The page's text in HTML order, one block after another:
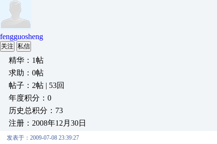
fengguosheng
关注 私信
精华：1帖
求助：0帖
帖子：2帖 | 53回
年度积分：0
历史总积分：73
注册：2008年12月30日
发表于：2009-07-08 23:39:27